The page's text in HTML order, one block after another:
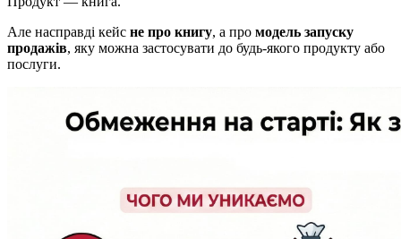
Але насправді кейс не про книгу, а про модель запуску
продажів, яку можна застосувати до будь-якого продукту або
послуги.